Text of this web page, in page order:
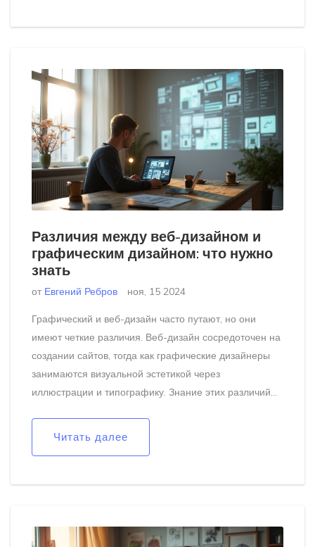
графического дизайна, которые следует учитывать
для развития и применения полученных навыков.
Различия между веб-дизайном и
графическим дизайном: что нужно
знать
от Евгений Ребров ноя, 15 2024
Графический и веб-дизайн часто путают, но они
имеют четкие различия. Веб-дизайн сосредоточен на
создании сайтов, тогда как графические дизайнеры
занимаются визуальной эстетикой через
иллюстрации и типографику. Знание этих различий
понимать специфику работы каждого специалиста и
которые делают их уникальными.
Читать далее